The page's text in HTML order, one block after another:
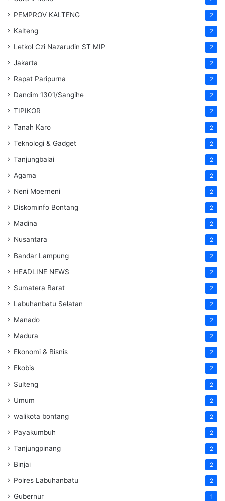
PEMPROV KALTENG 2
Kalteng 2
Letkol Czi Nazarudin ST MIP 2
Jakarta 2
Rapat Paripurna 2
Dandim 1301/Sangihe 2
TIPIKOR 2
Tanah Karo 2
Teknologi & Gadget 2
Tanjungbalai 2
Agama 2
Neni Moerneni 2
Diskominfo Bontang 2
Madina 2
Nusantara 2
Bandar Lampung 2
HEADLINE NEWS 2
Sumatera Barat 2
Labuhanbatu Selatan 2
Manado 2
Madura 2
Ekonomi & Bisnis 2
Ekobis 2
Sulteng 2
Umum 2
walikota bontang 2
Payakumbuh 2
Tanjungpinang 2
Binjai 2
Polres Labuhanbatu 2
Gubernur 1